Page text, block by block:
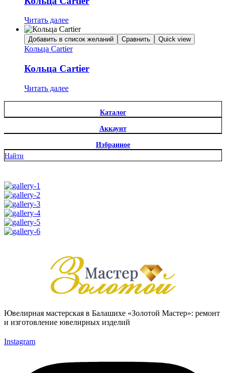
Читать далее
Добавить в список желаний Сравнить Quick view
Кольца Cartier
Кольца Cartier
Читать далее
Каталог
Аккаунт
Избранное
Найти
Ювелирная мастерская в Балашихе «Золотой Мастер»: ремонт
и изготовление ювелирных изделий
Instagram